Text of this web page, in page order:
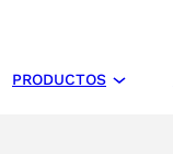
PRODUCTOS